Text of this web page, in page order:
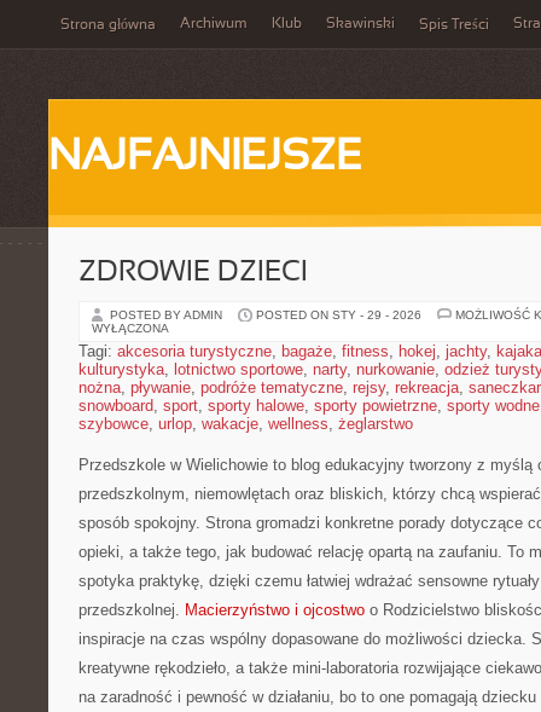
Strona główna Archiwum Klub Skawinski Spis Treści
NAJFAJNIEJSZE
ZDROWIE DZIECI
POSTED BY ADMIN POSTED ON STY - 29 - 2026
MOŻLIWOŚĆ
WYŁĄCZONA
Tagi: akcesoria turystyczne, bagaże, fitness, hokej, jachty,
kulturystyka, lotnictwo sportowe, narty, nurkowanie, odzież
nożna, pływanie, podróże tematyczne, rejsy, rekreacja,
snowboard, sport, sporty halowe, sporty powietrzne, sporty wodne
szybowce, urlop, wakacje, wellness, żeglarstwo
Przedszkole w Wielichowie to blog edukacyjny tworzony z myślą
przedszkolnym, niemowlętach oraz bliskich, którzy chcą
sposób spokojny. Strona gromadzi konkretne porady dotyczące
opieki, a także tego, jak budować relację opartą na zaufaniu. To
spotyka praktykę, dzięki czemu łatwiej wdrażać sensowne
przedszkolnej. Macierzyństwo i ojcostwo o Rodzicielstwo
inspiracje na czas wspólny dopasowane do możliwości dziecka.
kreatywne rękodzieło, a także mini-laboratoria rozwijające
na zaradność i pewność w działaniu, bo to one pomagają